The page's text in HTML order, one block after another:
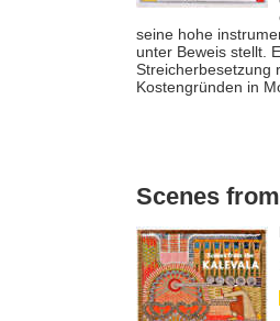
seine hohe
unter Beweis stellt.
Streicherbesetzung
Kostengründen in
Scenes